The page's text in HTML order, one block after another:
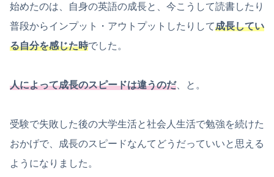
始めたのは、自身の英語の成長と、今こうして読書したり
普段からインプット・アウトプットしたりして成長してい
る自分を感じた時でした。
人によって成長のスピードは違うのだ、と。
受験で失敗した後の大学生活と社会人生活で勉強を続けた
おかげで、成長のスピードなんてどうだっていいと思える
ようになりました。